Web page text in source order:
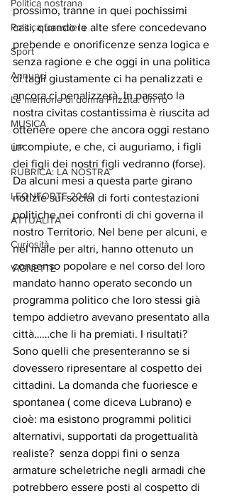
Politica nostrana
Politica forestiera
Sport
Annunci
Le memorie di donna Prizzita. Un ro
MUSICA
UP
RUBRICA: LA NOSTRA
LEONFORTE 2040
ATTUALITA'
Curiosità
VIGNETTE
prossimo, tranne in quei pochissimi
casi, quando le alte sfere concedevano
prebende e onorificenze senza logica e
senza ragione e che oggi in una politica
di tagli giustamente ci ha penalizzati e
ancora ci penalizzerà. In passato la
nostra civitas costantissima è riuscita ad
ottenere opere che ancora oggi restano
incompiute, e che, ci auguriamo, i figli
dei figli dei nostri figli vedranno (forse).
Da alcuni mesi a questa parte girano
notizie sui social di forti contestazioni
politiche nei confronti di chi governa il
nostro Territorio. Nel bene per alcuni, e
nel male per altri, hanno ottenuto un
consenso popolare e nel corso del loro
mandato hanno operato secondo un
programma politico che loro stessi già
tempo addietro avevano presentato alla
città……che li ha premiati. I risultati?
Sono quelli che presenteranno se si
dovessero ripresentare al cospetto dei
cittadini. La domanda che fuoriesce e
spontanea ( come diceva Lubrano) e
cioè: ma esistono programmi politici
alternativi, supportati da progettualità
realiste?  senza doppi fini o senza
armature scheletriche negli armadi che
potrebbero essere posti al cospetto di